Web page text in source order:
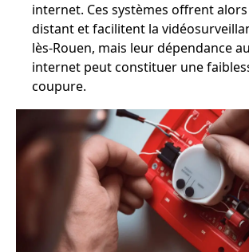
internet. Ces systèmes offrent alors
distant et facilitent la
lès-Rouen, mais leur dépendance
internet peut constituer une
coupure.